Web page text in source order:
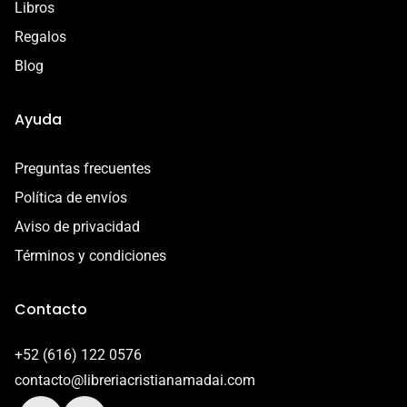
Libros
Regalos
Blog
Ayuda
Preguntas frecuentes
Política de envíos
Aviso de privacidad
Términos y condiciones
Contacto
+52 (616) 122 0576
contacto@libreriacristianamadai.com